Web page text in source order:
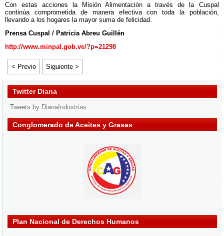
Con estas acciones la Misión Alimentación a través de la Cuspal
continúa comprometida de manera efectiva con toda la población,
llevando a los hogares la mayor suma de felicidad.
Prensa Cuspal / Patricia Abreu Guillén
http://www.minpal.gob.ve/?p=21298
< Previo Siguiente >
Twitter Diana
Tweets by DianaIndustrias
Conglomerado de Aceites y Grasas
Plan Nacional de Derechos Humanos